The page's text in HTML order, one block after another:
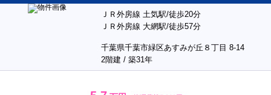
ＪＲ外房線 土気駅/徒歩20分
ＪＲ外房線 大網駅/徒歩57分
千葉県千葉市緑区あすみが丘８丁目 8-14
2階建 / 築31年